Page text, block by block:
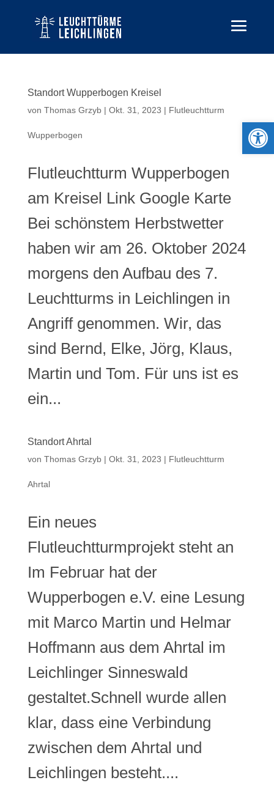
Standort Wupperbogen Kreisel
von Thomas Grzyb| Okt. 31, 2023 | Flutleuchtturm
Wupperbogen
Flutleuchtturm Wupperbogen
am Kreisel Link Google Karte
Bei schönstem Herbstwetter
haben wir am 26. Oktober 2024
morgens den Aufbau des 7.
Leuchtturms in Leichlingen in
Angriff genommen. Wir, das
sind Bernd, Elke, Jörg, Klaus,
Martin und Tom. Für uns ist es
ein...
Standort Ahrtal
von Thomas Grzyb| Okt. 31, 2023 | Flutleuchtturm
Ahrtal
Ein neues
Flutleuchtturmprojekt steht an
Im Februar hat der
Wupperbogen e.V. eine Lesung
mit Marco Martin und Helmar
Hoffmann aus dem Ahrtal im
Leichlinger Sinneswald
gestaltet.Schnell wurde allen
klar, dass eine Verbindung
zwischen dem Ahrtal und
Leichlingen besteht....